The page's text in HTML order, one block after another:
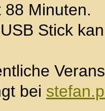
Minuten.
Stick
bei